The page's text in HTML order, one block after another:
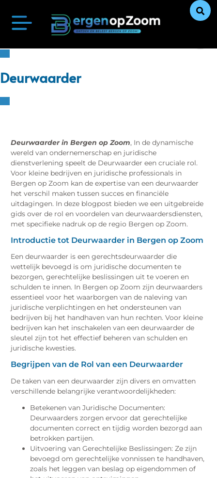
Deurwaarder
Deurwaarder in Bergen op Zoom, In de dynamische
wereld van ondernemerschap en juridische
dienstverlening speelt de Deurwaarder een cruciale rol.
Voor kleine bedrijven en juridische professionals in
Bergen op Zoom kan de expertise van een deurwaarder
het verschil maken tussen succes en financiële
uitdagingen. In deze blogpost bieden we een uitgebreide
gids over de rol en voordelen van deurwaardersdiensten,
met specifieke nadruk op de regio Bergen op Zoom.
Introductie tot Deurwaarder in Bergen op Zoom
Een deurwaarder is een gerechtsdeurwaarder die
wettelijk bevoegd is om juridische documenten te
bezorgen, gerechtelijke beslissingen uit te voeren en
schulden te innen. In Bergen op Zoom zijn deurwaarders
essentieel voor het waarborgen van de naleving van
juridische verplichtingen en het ondersteunen van
bedrijven bij het handhaven van hun rechten. Voor kleine
bedrijven kan het inschakelen van een deurwaarder de
sleutel zijn tot het effectief beheren van schulden en
juridische kwesties.
Begrijpen van de Rol van een Deurwaarder
De taken van een deurwaarder zijn divers en omvatten
verschillende belangrijke verantwoordelijkheden:
Betekenen van Juridische Documenten:
Deurwaarders zorgen ervoor dat gerechtelijke
documenten correct en tijdig worden bezorgd aan
betrokken partijen.
Uitvoering van Gerechtelijke Beslissingen: Ze zijn
bevoegd om gerechtelijke vonnissen te handhaven,
zoals het leggen van beslag op eigendommen of